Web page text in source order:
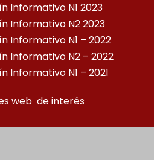
Informativo N1 2023
Informativo N2 2023
Informativo N1 – 2022
Informativo N2 – 2022
Informativo N1 – 2021
web de interés